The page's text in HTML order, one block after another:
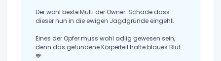
Der wohl beste Multi der Owner. Schade dass
dieser nun in die ewigen Jagdgründe eingeht.
Eines der Opfer muss wohl adlig gewesen sein,
denn das gefundene Körperteil hatte blaues Blut
💙